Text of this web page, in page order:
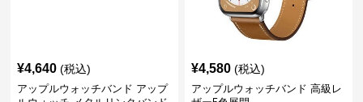
¥4,640 (税込)
アップルウォッチバンド アップ
¥4,580 (税込)
アップルウォッチバンド 高級レ